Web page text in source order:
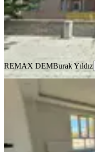
15.500 ₺
REMAX DEM Burak Yıldız
Ara
REMAX DEMBurak Yıldız
🏡
Merkez,
2+1· 90 m²
22.000 ₺